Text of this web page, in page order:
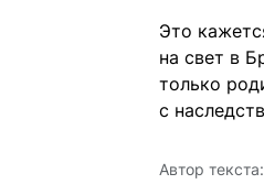
Это
на свет в
только
с
Автор текста: